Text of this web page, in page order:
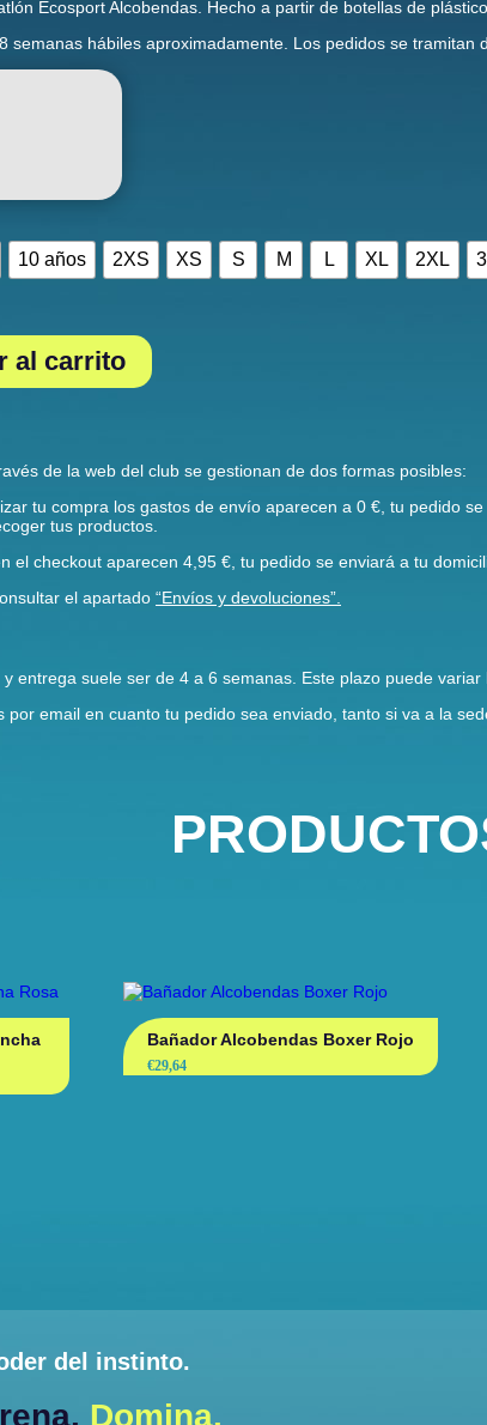
Ecosport Alcobendas. Hecho a partir de botellas de
semanas hábiles aproximadamente. Los pedidos se tramitan
10 años 2XS XS S M L XL 2XL
al carrito
de la web del club se gestionan de dos formas posibles:
tu compra los gastos de envío aparecen a 0 €, tu pedido
tus productos.
el checkout aparecen 4,95 €, tu pedido se enviará a tu
el apartado “Envíos y devoluciones”.
entrega suele ser de 4 a 6 semanas. Este plazo puede
por email en cuanto tu pedido sea enviado, tanto si va a la
Bañador Alcobendas Boxer Rojo
€29,64
del instinto.
Domina.